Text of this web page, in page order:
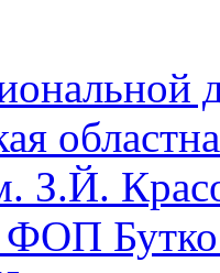
З.Й.
ФОП